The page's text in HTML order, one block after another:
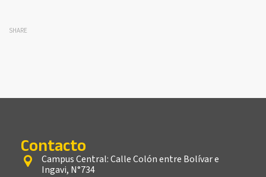
SHARE
Contacto
Campus Central: Calle Colón entre Bolívar e
Ingavi, N°734